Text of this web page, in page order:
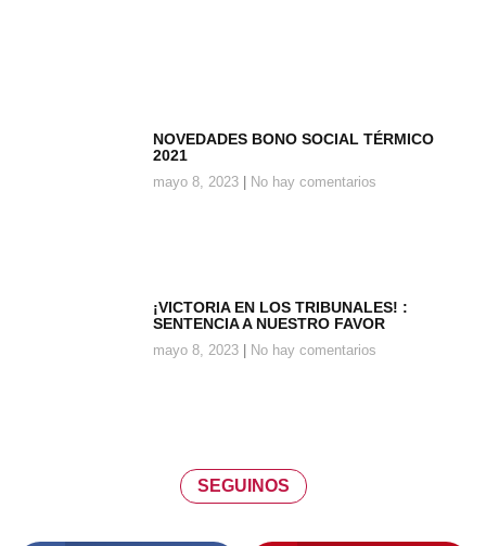
NOVEDADES BONO SOCIAL TÉRMICO
2021
mayo 8, 2023 No hay comentarios
¡VICTORIA EN LOS TRIBUNALES! :
SENTENCIA A NUESTRO FAVOR
mayo 8, 2023 No hay comentarios
SEGUINOS